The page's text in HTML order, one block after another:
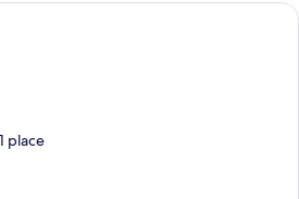
Une chambre d’hôtel avec un lit, un
place